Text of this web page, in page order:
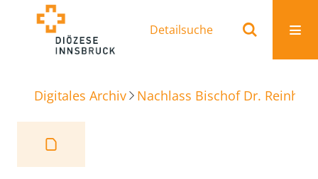
Detailsuche
Digitales Archiv Nachlass Bischof Dr.